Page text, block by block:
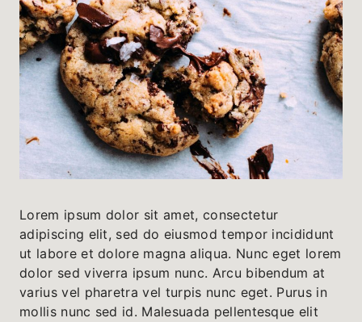
Lorem ipsum dolor sit amet, consectetur
adipiscing elit, sed do eiusmod tempor incididunt
ut labore et dolore magna aliqua. Nunc eget lorem
dolor sed viverra ipsum nunc. Arcu bibendum at
varius vel pharetra vel turpis nunc eget. Purus in
mollis nunc sed id. Malesuada pellentesque elit